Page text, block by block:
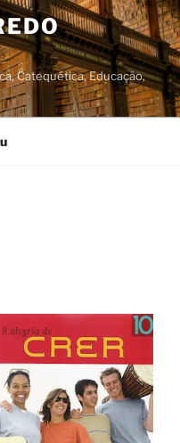
Catequética, Educação,